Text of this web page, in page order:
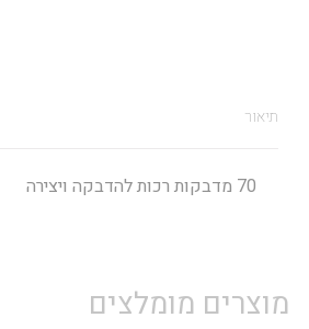
תיאור
70 מדבקות רכות להדבקה ויצירה
מוצרים מומלצים